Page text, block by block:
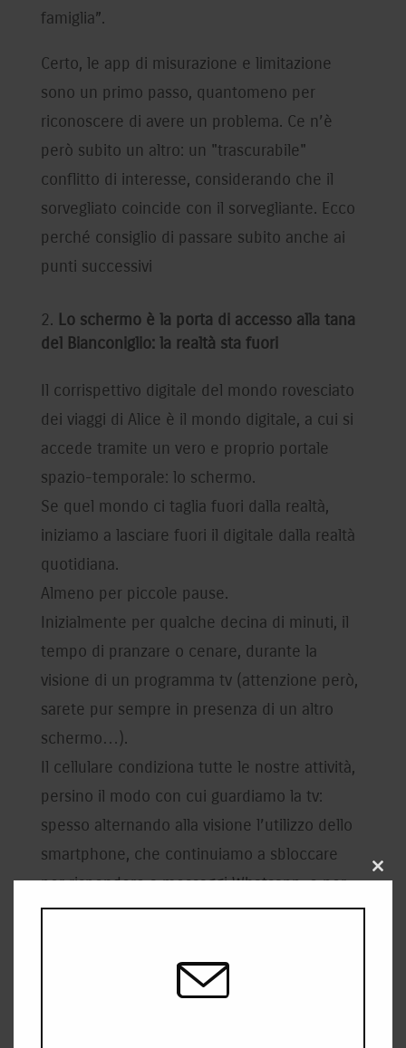
famiglia”.
Certo, le app di misurazione e limitazione
sono un primo passo, quantomeno per
riconoscere di avere un problema. Ce n’è
però subito un altro: un "trascurabile"
conflitto di interesse, considerando che il
sorvegliato coincide con il sorvegliante. Ecco
perché consiglio di passare subito anche ai
punti successivi
Lo schermo è la porta di accesso alla tana
del Bianconiglio: la realtà sta fuori
Il corrispettivo digitale del mondo rovesciato
dei viaggi di Alice è il mondo digitale, a cui si
accede tramite un vero e proprio portale
spazio-temporale: lo schermo.
Se quel mondo ci taglia fuori dalla realtà,
iniziamo a lasciare fuori il digitale dalla realtà
quotidiana.
Almeno per piccole pause.
Inizialmente per qualche decina di minuti, il
tempo di pranzare o cenare, durante la
visione di un programma tv (attenzione però,
sarete pur sempre in presenza di un altro
schermo…).
Il cellulare condiziona tutte le nostre attività,
persino il modo con cui guardiamo la tv:
spesso alternando alla visione l’utilizzo dello
smartphone, che continuiamo a sbloccare
per rispondere a messaggi Whatsapp, o per
consultare le notifiche.
puntata della nostra serie preferita,
disattiviamo i dati e il wi-fi? Eventuali
Close